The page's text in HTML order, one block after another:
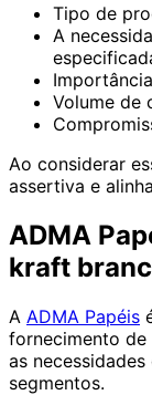
Tipo de
A
Volume de
Ao considerar
assertiva e
ADMA
kraft
A ADMA Papéis
fornecimento de
as
segmentos.